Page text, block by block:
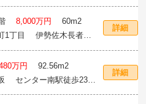
階8,000万円 60m2
詳細
万円 92.56m2
詳細